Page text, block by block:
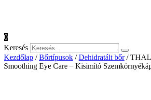
0
Keresés
Kezdőlap /Bőrtípusok /Dehidratált bőr/
Smoothing Eye Care – Kisimító